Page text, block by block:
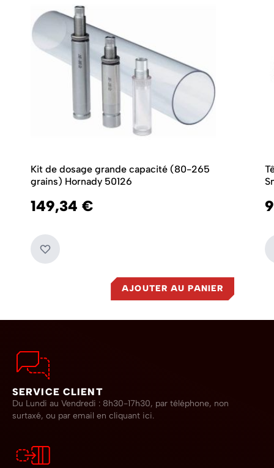
Kit de dosage grande capacité (80-265
grains) Hornady 50126
149,34 €
AJOUTER AU PANIER
SERVICE CLIENT
Du Lundi au Vendredi : 8h30-17h30, par téléphone, non
surtaxé, ou par email en cliquant ici.